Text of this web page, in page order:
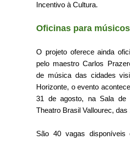
Incentivo à Cultura.
Oficinas para
O projeto oferece ainda
pelo maestro Carlos
de música das cidades
Horizonte, o evento
31 de agosto, na Sala de
Theatro Brasil Vallourec, das
São 40 vagas disponíveis